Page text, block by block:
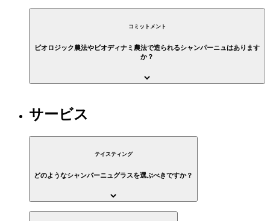
コミットメント
ビオロジック農法やビオディナミ農法で造られるシャンパーニュはあります
か？
サービス
テイスティング
どのようなシャンパーニュグラスを選ぶべきですか？